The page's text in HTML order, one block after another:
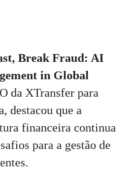
Break Fraud: AI
in Global
da XTransfer para
destacou que a
financeira continua
para a gestão de